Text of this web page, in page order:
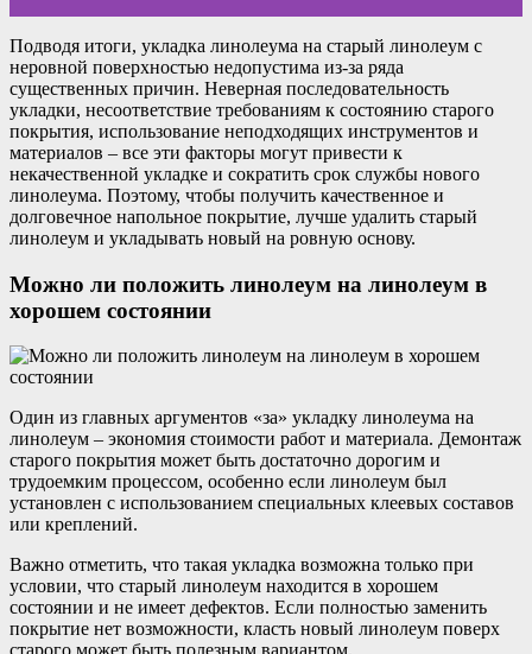
Подводя итоги, укладка линолеума на старый линолеум с
неровной поверхностью недопустима из-за ряда
существенных причин. Неверная последовательность
укладки, несоответствие требованиям к состоянию старого
покрытия, использование неподходящих инструментов и
материалов – все эти факторы могут привести к
некачественной укладке и сократить срок службы нового
линолеума. Поэтому, чтобы получить качественное и
долговечное напольное покрытие, лучше удалить старый
линолеум и укладывать новый на ровную основу.
Можно ли положить линолеум на линолеум в
хорошем состоянии
Один из главных аргументов «за» укладку линолеума на
линолеум – экономия стоимости работ и материала. Демонтаж
старого покрытия может быть достаточно дорогим и
трудоемким процессом, особенно если линолеум был
установлен с использованием специальных клеевых составов
или креплений.
Важно отметить, что такая укладка возможна только при
условии, что старый линолеум находится в хорошем
состоянии и не имеет дефектов. Если полностью заменить
покрытие нет возможности, класть новый линолеум поверх